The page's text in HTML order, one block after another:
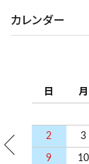
カレンダー
日 月
2 3
9 10